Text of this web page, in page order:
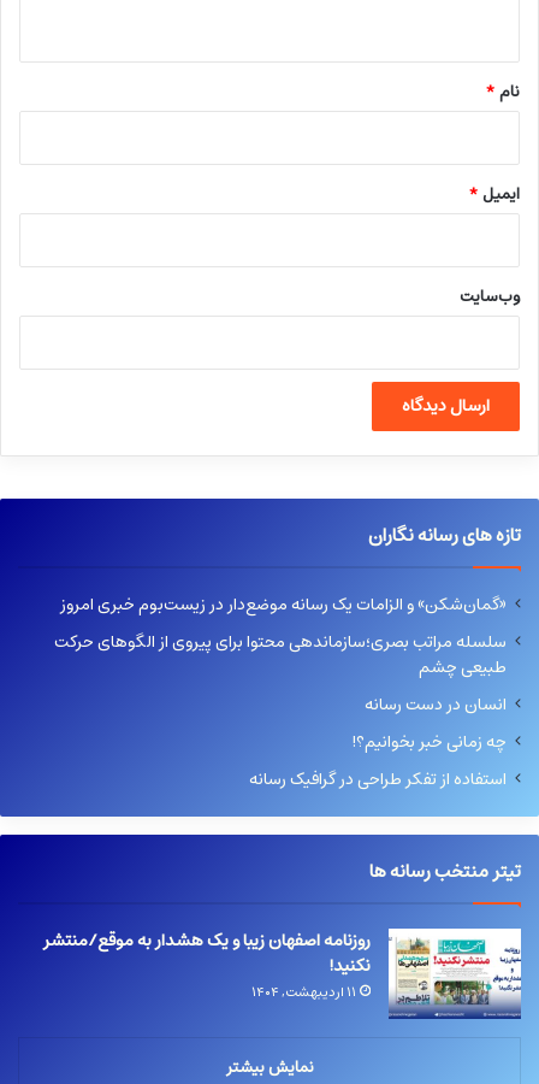
نام*
ایمیل*
وب‌سایت
تازه های رسانه نگاران
«گمان‌شکن» و الزامات یک رسانه موضع‌دار در زیست‌بوم خبری امروز
سلسله مراتب بصری؛سازماندهی محتوا برای پیروی از الگوهای حرکت
طبیعی چشم
انسان در دست رسانه
چه زمانی خبر بخوانیم؟!
استفاده از تفکر طراحی در گرافیک رسانه
تیتر منتخب رسانه ها
روزنامه اصفهان زیبا و یک هشدار به موقع/منتشر
نکنید!
۱۱ اردیبهشت, ۱۴۰۴
نمایش بیشتر